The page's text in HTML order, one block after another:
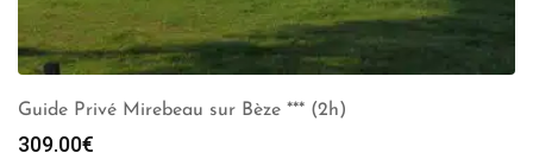
Guide Privé Mirebeau sur Bèze *** (2h)
309.00€